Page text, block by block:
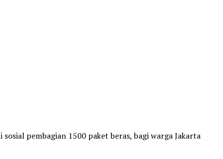
pembagian 1500 paket beras, bagi warga Jakarta